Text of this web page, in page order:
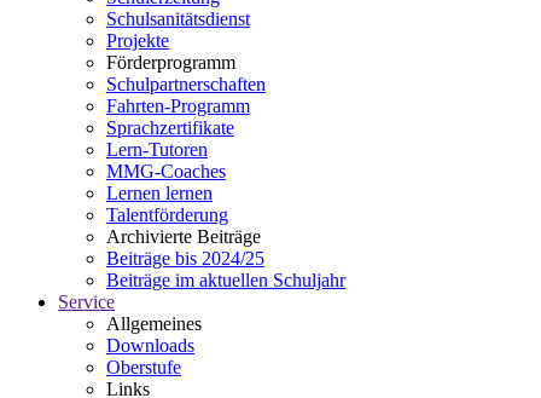
Schulsanitätsdienst
Projekte
Förderprogramm
Schulpartnerschaften
Fahrten-Programm
Sprachzertifikate
Lern-Tutoren
MMG-Coaches
Lernen lernen
Talentförderung
Archivierte Beiträge
Beiträge bis 2024/25
Beiträge im aktuellen Schuljahr
Service
Allgemeines
Downloads
Oberstufe
Links